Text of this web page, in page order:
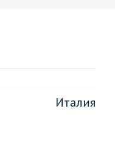
Италия